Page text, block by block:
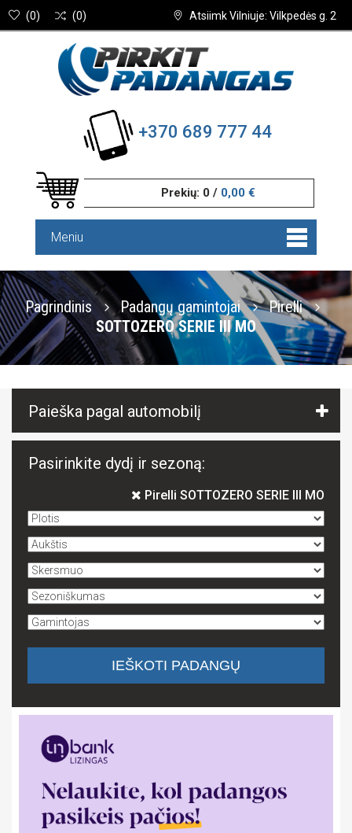
Atsiimk Vilniuje: Vilkpedės g. 2
(0) (0)
+370 689 777 44
Prekių: 0 / 0,00 €
Meniu
Pagrindinis Padangų gamintojai
Pirelli
SOTTOZERO SERIE III MO
Paieška pagal automobilį
Pasirinkite dydį ir sezoną:
Pirelli SOTTOZERO SERIE III MO